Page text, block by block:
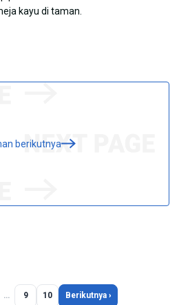
berikutnya
… 9 10 Berikutnya ›